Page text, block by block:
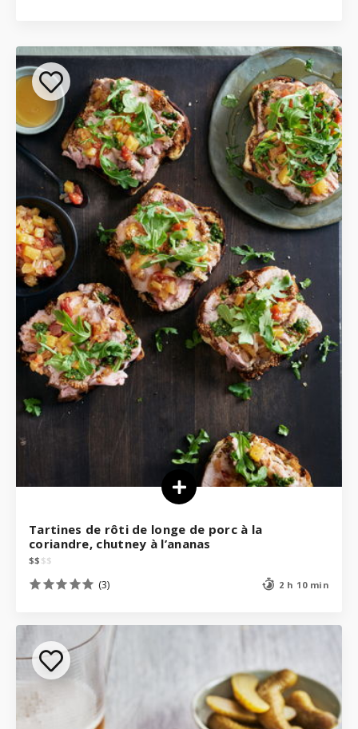
Tartines de rôti de longe de porc à la
coriandre, chutney à l’ananas
$$ $$
(3) 2 h 10 min